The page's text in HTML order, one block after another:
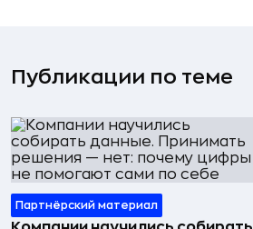
Публикации по теме
Партнёрский материал